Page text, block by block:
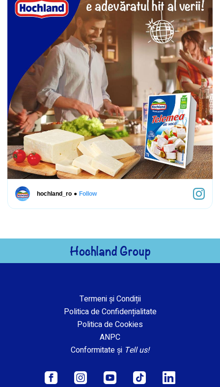
hochland_ro ● Follow
Hochland Group
Termeni și Condiții
Politica de Confidențialitate
Politica de Cookies
ANPC
Conformitate și Tell us!